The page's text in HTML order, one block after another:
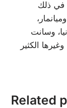
في ذلك
وسانت
Related